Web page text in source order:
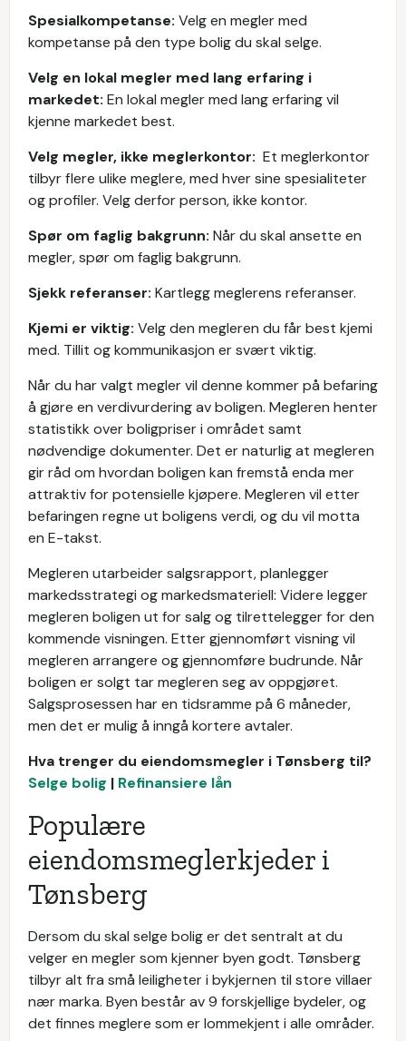
Spesialkompetanse: Velg en megler med
kompetanse på den type bolig du skal selge.
‍Velg en lokal megler med lang erfaring i
markedet: En lokal megler med lang erfaring vil
kjenne markedet best.
Velg megler, ikke meglerkontor: Et meglerkontor
tilbyr flere ulike meglere, med hver sine spesialiteter
og profiler. Velg derfor person, ikke kontor.
Spør om faglig bakgrunn: Når du skal ansette en
megler, spør om faglig bakgrunn.
Sjekk referanser: Kartlegg meglerens referanser.
Kjemi er viktig: Velg den megleren du får best kjemi
med. Tillit og kommunikasjon er svært viktig.
Når du har valgt megler vil denne kommer på befaring
å gjøre en verdivurdering av boligen. Megleren henter
statistikk over boligpriser i området samt
nødvendige dokumenter. Det er naturlig at megleren
gir råd om hvordan boligen kan fremstå enda mer
attraktiv for potensielle kjøpere. Megleren vil etter
befaringen regne ut boligens verdi, og du vil motta
en E-takst.
Megleren utarbeider salgsrapport, planlegger
markedsstrategi og markedsmateriell: Videre legger
megleren boligen ut for salg og tilrettelegger for den
kommende visningen. Etter gjennomført visning vil
megleren arrangere og gjennomføre budrunde. Når
boligen er solgt tar megleren seg av oppgjøret.
Salgsprosessen har en tidsramme på 6 måneder,
men det er mulig å inngå kortere avtaler.
Hva trenger du eiendomsmegler i Tønsberg til?
Selge bolig | Refinansiere lån
Populære
eiendomsmeglerkjeder i
Tønsberg
Dersom du skal selge bolig er det sentralt at du
velger en megler som kjenner byen godt. Tønsberg
tilbyr alt fra små leiligheter i bykjernen til store villaer
nær marka. Byen består av 9 forskjellige bydeler, og
det finnes meglere som er lommekjent i alle områder.